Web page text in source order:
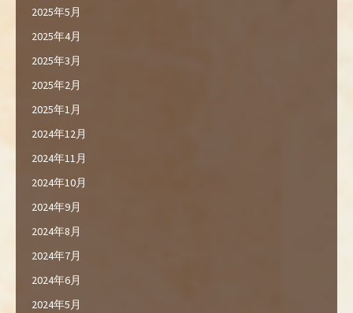
2025年5月
2025年4月
2025年3月
2025年2月
2025年1月
2024年12月
2024年11月
2024年10月
2024年9月
2024年8月
2024年7月
2024年6月
2024年5月